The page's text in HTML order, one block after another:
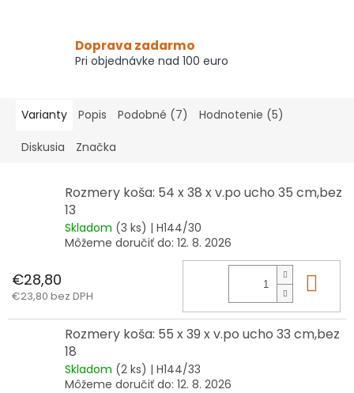
Doprava zadarmo
Pri objednávke nad 100 euro
Varianty Popis Podobné (7) Hodnotenie (5)
Diskusia Značka
Rozmery koša: 54 x 38 x v.po ucho 35 cm,bez
13
Skladom (3 ks) | H144/30
Môžeme doručiť do: 12. 8. 2026
€28,80
€23,80 bez DPH
Rozmery koša: 55 x 39 x v.po ucho 33 cm,bez
18
Skladom (2 ks) | H144/33
Môžeme doručiť do: 12. 8. 2026